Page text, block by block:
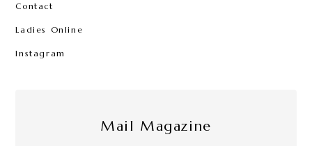
Contact
Ladies Online
Instagram
Mail Magazine